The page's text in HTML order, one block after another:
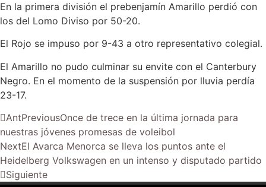
En la primera división el prebenjamín Amarillo perdió con
los del Lomo Diviso por 50-20.
El Rojo se impuso por 9-43 a otro representativo colegial.
El Amarillo no pudo culminar su envite con el Canterbury
Negro. En el momento de la suspensión por lluvia perdía
23-17.
AntPreviousOnce de trece en la última jornada para
nuestras jóvenes promesas de voleibol
NextEl Avarca Menorca se lleva los puntos ante el
Heidelberg Volkswagen en un intenso y disputado partido
Siguiente